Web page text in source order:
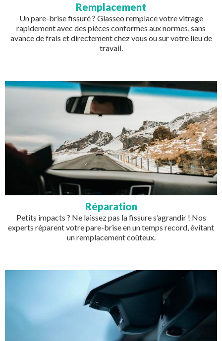
Remplacement
Un pare-brise fissuré ? Glasseo remplace votre vitrage
rapidement avec des pièces conformes aux normes, sans
avance de frais et directement chez vous ou sur votre lieu de
travail.
Image
Réparation
Petits impacts ? Ne laissez pas la fissure s’agrandir ! Nos
experts réparent votre pare-brise en un temps record, évitant
un remplacement coûteux.